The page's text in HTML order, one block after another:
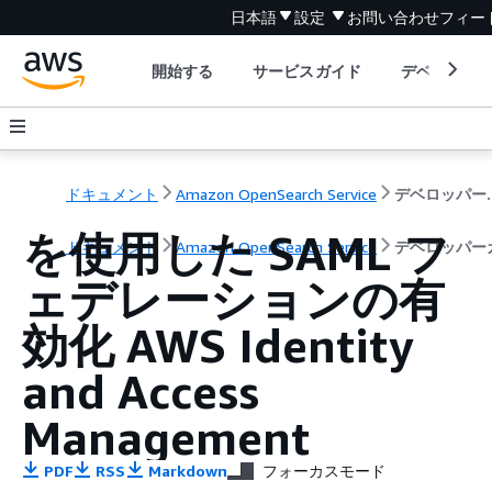
日本語 設定 お問い合わせフィー
開始する サービスガイド デベロッパ
ドキュメント Amazon OpenSearch Service デ
ドキュメント Amazon OpenSearch Service デベロッパー
を使用した SAML フ
ェデレーションの有
効化 AWS Identity
and Access
Management
PDF RSS Markdown フォーカスモード